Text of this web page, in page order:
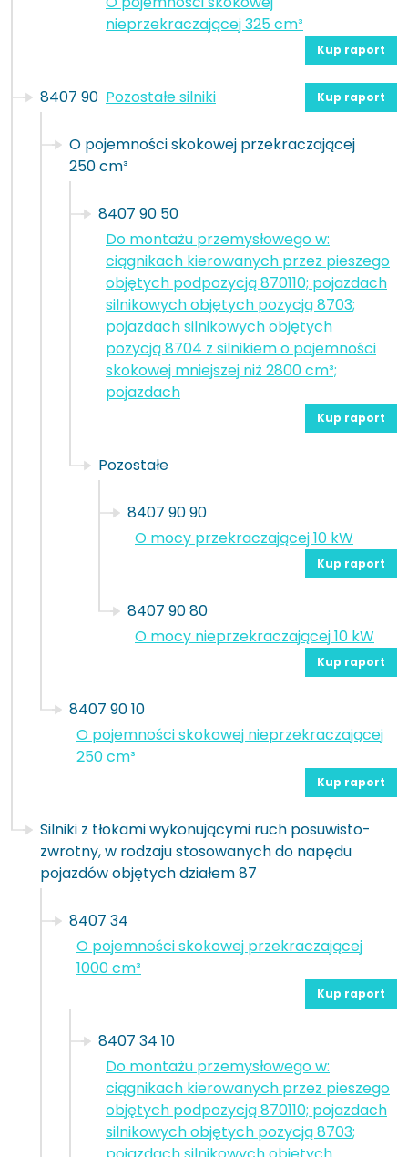
nieprzekraczającej 325 cm³
Kup raport
8407 90 Pozostałe silniki Kup raport
O pojemności skokowej przekraczającej
250 cm³
8407 90 50
Do montażu przemysłowego w:
ciągnikach kierowanych przez pieszego
objętych podpozycją 870110; pojazdach
silnikowych objętych pozycją 8703;
pojazdach silnikowych objętych
pozycją 8704 z silnikiem o pojemności
skokowej mniejszej niż 2800 cm³;
pojazdach
Kup raport
Pozostałe
8407 90 90
O mocy przekraczającej 10 kW
Kup raport
8407 90 80
O mocy nieprzekraczającej 10 kW
Kup raport
8407 90 10
O pojemności skokowej nieprzekraczającej
250 cm³
Kup raport
Silniki z tłokami wykonującymi ruch posuwisto-
zwrotny, w rodzaju stosowanych do napędu
pojazdów objętych działem 87
8407 34
O pojemności skokowej przekraczającej
1000 cm³
Kup raport
8407 34 10
Do montażu przemysłowego w:
ciągnikach kierowanych przez pieszego
objętych podpozycją 870110; pojazdach
silnikowych objętych pozycją 8703;